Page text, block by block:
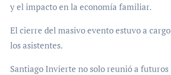
y el impacto en la economía familiar.
El cierre del masivo evento estuvo a
los asistentes.
Santiago Invierte no solo reunió a